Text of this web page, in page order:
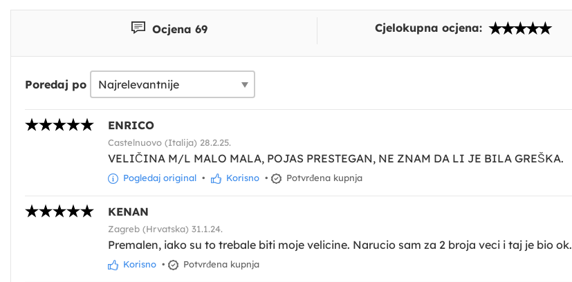
Ocjena 69 Cjelokupna ocjena:
Poredaj po
ENRICO
Castelnuovo (Italija) 28.2.25.
VELIČINA M/L MALO MALA, POJAS PRESTEGAN, NE ZNAM DA LI JE BILA GREŠKA.
Pogledaj original • Korisno • Potvrđena kupnja
KENAN
Zagreb (Hrvatska) 31.1.24.
Premalen, iako su to trebale biti moje velicine. Narucio sam za 2 broja veci i taj je bio ok.
Korisno • Potvrđena kupnja